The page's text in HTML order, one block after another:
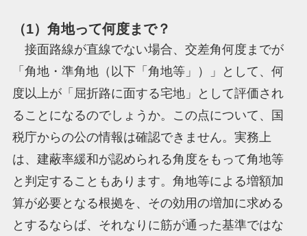
（1）角地って何度まで？
接面路線が直線でない場合、交差角何度までが
「角地・準角地（以下「角地等」）」として、何
度以上が「屈折路に面する宅地」として評価され
ることになるのでしょうか。この点について、国
税庁からの公の情報は確認できません。実務上
は、建蔽率緩和が認められる角度をもって角地等
と判定することもあります。角地等による増額加
算が必要となる根拠を、その効用の増加に求める
とするならば、それなりに筋が通った基準ではな